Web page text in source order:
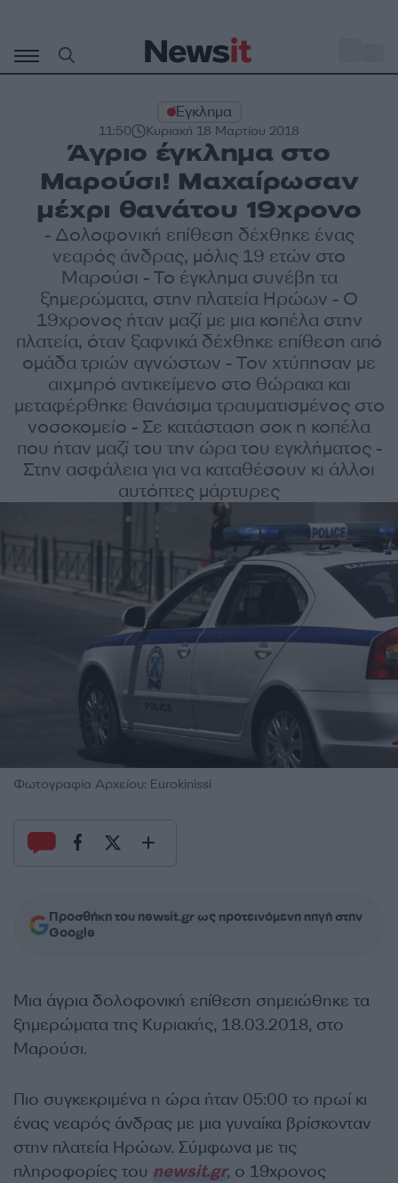
περιεχόμενο
Έγκλημα
11:50 Κυριακή 18 Μαρτίου 2018
Άγριο έγκλημα στο
Μαρούσι! Μαχαίρωσαν
μέχρι θανάτου 19χρονο
- Δολοφονική επίθεση δέχθηκε ένας
νεαρός άνδρας, μόλις 19 ετών στο
Μαρούσι - Το έγκλημα συνέβη τα
ξημερώματα, στην πλατεία Ηρώων - Ο
19χρονος ήταν μαζί με μια κοπέλα στην
πλατεία, όταν ξαφνικά δέχθηκε επίθεση από
ομάδα τριών αγνώστων - Τον χτύπησαν με
αιχμηρό αντικείμενο στο θώρακα και
μεταφέρθηκε θανάσιμα τραυματισμένος στο
νοσοκομείο - Σε κατάσταση σοκ η κοπέλα
που ήταν μαζί του την ώρα του εγκλήματος -
Στην ασφάλεια για να καταθέσουν κι άλλοι
αυτόπτες μάρτυρες
Φωτογραφία Αρχείου: Eurokinissi
Προσθήκη του newsit.gr ως προτεινόμενη πηγή στην
Google
Μια άγρια δολοφονική επίθεση σημειώθηκε τα
ξημερώματα της Κυριακής, 18.03.2018, στο
Μαρούσι.
Πιο συγκεκριμένα η ώρα ήταν 05:00 το πρωί κι
ένας νεαρός άνδρας με μια γυναίκα βρίσκονταν
στην πλατεία Ηρώων. Σύμφωνα με τις
πληροφορίες του newsit.gr, ο 19χρονος